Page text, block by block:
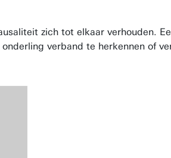
zich tot elkaar verhouden.
verband te herkennen of